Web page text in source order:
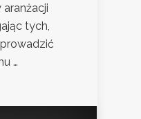
tych,
…